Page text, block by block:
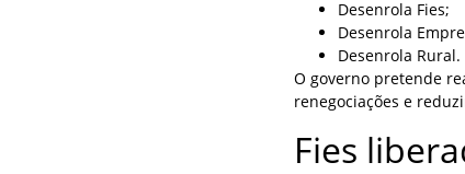
Desenrola Fies;
Desenrola
Desenrola Rural.
O governo pretende
renegociações e
Fies